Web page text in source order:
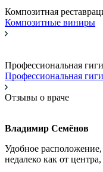
Композитная
Композитные виниры
Профессиональная
Профессиональная
Отзывы о враче
Владимир Семёнов
Удобное
недалеко как от